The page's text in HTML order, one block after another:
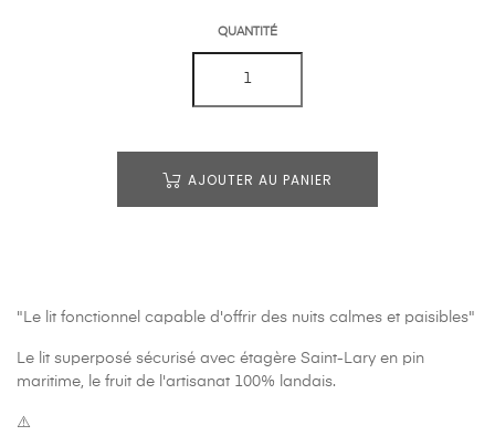
QUANTITÉ
AJOUTER AU PANIER
"Le lit fonctionnel capable d'offrir des nuits calmes et paisibles"
Le lit superposé sécurisé avec étagère Saint-Lary en pin
maritime, le fruit de l'artisanat 100% landais.
⚠️